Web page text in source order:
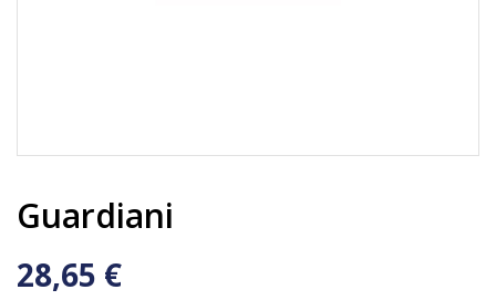
Guardiani
28,65 €